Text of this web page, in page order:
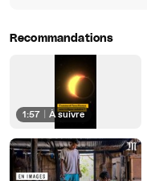
Recommandations
1:57 À suivre